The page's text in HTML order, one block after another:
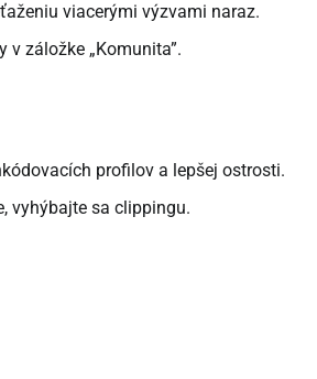
viacerými výzvami naraz.
záložke „Komunita”.
profilov a lepšej ostrosti.
vyhýbajte sa clippingu.